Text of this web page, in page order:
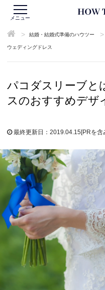
メニュー
> 結婚・結婚式準備のハウツー >
ウェディングドレス
パコダスリーブと
スのおすすめデザ
最終更新日：2019.04.15[PRを含